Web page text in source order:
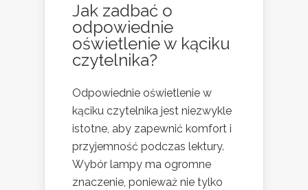
Jak zadbać o
odpowiednie
oświetlenie w kąciku
czytelnika?
Odpowiednie oświetlenie w
kąciku czytelnika jest niezwykle
istotne, aby zapewnić komfort i
przyjemność podczas lektury.
Wybór lampy ma ogromne
znaczenie, ponieważ nie tylko